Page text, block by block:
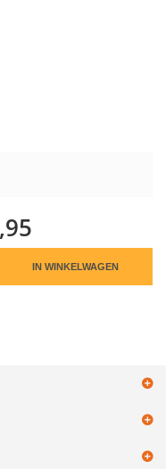
IN WINKELWAGEN